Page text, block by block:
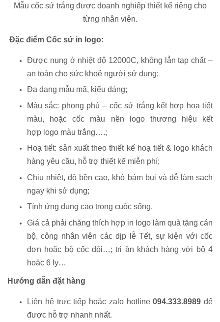
Mẫu cốc sứ trắng được doanh nghiệp thiết kế riêng cho
từng nhân viên.
Đặc điểm Cốc sứ in logo:
Được nung ở nhiệt độ 12000C, không lẫn tạp chất –
an toàn cho sức khoẻ người sử dụng;
Đa dạng mẫu mã, kiểu dáng;
Màu sắc: phong phú – cốc sứ trắng kết hợp hoạ tiết
màu, hoặc cốc màu nền logo thương hiệu kết
hợp logo màu trắng….;
Hoạ tiết: sản xuất theo thiết kế hoạ tiết & logo khách
hàng yêu cầu, hỗ trợ thiết kế miễn phí;
Chịu nhiệt, độ bền cao, khó bám bụi và dễ làm sạch
ngay khi sử dụng;
Tính ứng dụng cao trong cuộc sống,
Giá cả phải chăng thích hợp in logo làm quà tặng cán
bộ, công nhân viên các dịp lễ Tết, sự kiện với cốc
đơn hoăc bộ cốc đôi…; tri ân khách hàng với bộ 4
hoặc 6 ly…
Hướng dẫn đặt hàng
Liên hệ trực tiếp hoặc zalo hotline094.333.8989 để
được hỗ trợ nhanh nhất.